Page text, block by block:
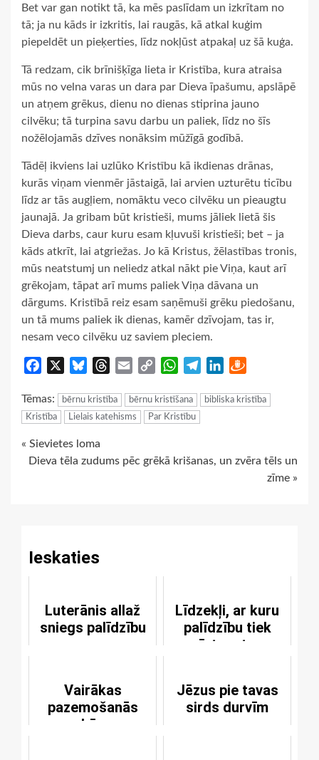
Bet var gan notikt tā, ka mēs paslīdam un izkrītam no
tā; ja nu kāds ir izkritis, lai raugās, kā atkal kuģim
piepeldēt un pieķerties, līdz nokļūst atpakaļ uz šā kuģa.
Tā redzam, cik brīnišķīga lieta ir Kristība, kura atraisa
mūs no velna varas un dara par Dieva īpašumu, apslāpē
un atņem grēkus, dienu no dienas stiprina jauno
cilvēku; tā turpina savu darbu un paliek, līdz no šīs
nožēlojamās dzīves nonāksim mūžīgā godībā.
Tādēļ ikviens lai uzlūko Kristību kā ikdienas drānas,
kurās viņam vienmēr jāstaigā, lai arvien uzturētu ticību
līdz ar tās augļiem, nomāktu veco cilvēku un pieaugtu
jaunajā. Ja gribam būt kristieši, mums jāliek lietā šis
Dieva darbs, caur kuru esam kļuvuši kristieši; bet – ja
kāds atkrīt, lai atgriežas. Jo kā Kristus, žēlastības tronis,
mūs neatstumj un neliedz atkal nākt pie Viņa, kaut arī
grēkojam, tāpat arī mums paliek Viņa dāvana un
dārgums. Kristībā reiz esam saņēmuši grēku piedošanu,
un tā mums paliek ik dienas, kamēr dzīvojam, tas ir,
nesam veco cilvēku uz saviem pleciem.
Facebook BlueskyThreads
Email
Copy
WhatsApp
TelegramLinkedIn
Tēmas: bērnu kristība bērnu kristīšana
bibliska kristība
Kristība
Lielais katehisms Par Kristību
Continue
« Sievietes loma
Dieva tēla zudums pēc grēkā krišanas, un zvēra tēls un
zīme »
Ieskaties
Luterānis allaž
sniegs palīdzību
Līdzekļi, ar kuru
palīdzību tiek
īstenota
Vairākas
pazemošanās
pakāpes
Jēzus pie tavas
sirds durvīm